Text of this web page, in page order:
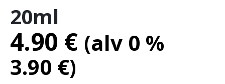
20ml
4.90 € (alv 0 %
3.90 €)